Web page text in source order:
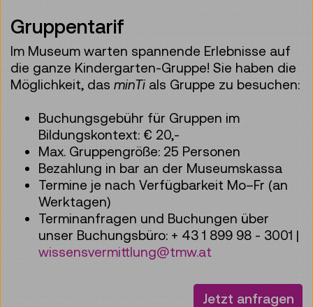
Gruppentarif
Im Museum warten spannende Erlebnisse auf
die ganze Kindergarten-Gruppe! Sie haben die
Möglichkeit, das minTi als Gruppe zu besuchen:
Buchungsgebühr für Gruppen im
Bildungskontext: € 20,-
Max. Gruppengröße: 25 Personen
Bezahlung in bar an der Museumskassa
Termine je nach Verfügbarkeit Mo–Fr (an
Werktagen)
Terminanfragen und Buchungen über
unser Buchungsbüro: + 43 1 899 98 - 3001 |
wissensvermittlung@tmw.at
Jetzt anfragen